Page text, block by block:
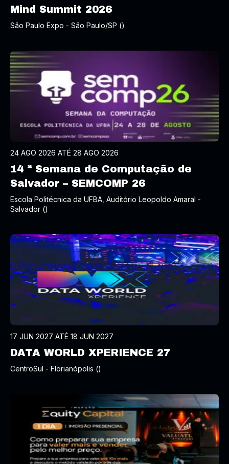
Mind Summit 2026
São Paulo Expo - São Paulo/SP ()
24 AGO 2026 ATÉ 28 AGO 2026
14 ª Semana de Computação de
Salvador – SEMCOMP 26
Escola Politécnica da UFBA, Auditório Leopoldo Amaral -
Salvador ()
17 JUN 2027 ATÉ 18 JUN 2027
DATA WORLD XPERIENCE 27
CentroSul - Florianópolis ()